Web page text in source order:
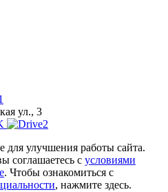
ул., 3
улучшения работы сайта.
соглашаетесь с условиями
. Чтобы ознакомиться с
, нажмите здесь.